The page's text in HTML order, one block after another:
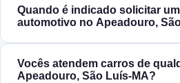
Quando é indicado solicitar
automotivo no Apeadouro,
Vocês atendem carros de
Apeadouro, São Luís‑MA?